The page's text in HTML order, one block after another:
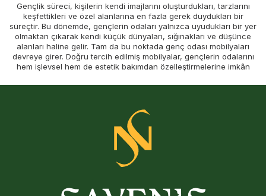
Gençlik süreci, kişilerin kendi imajlarını oluşturdukları, tarzlarını
keşfettikleri ve özel alanlarına en fazla gerek duydukları bir
süreçtir. Bu dönemde, gençlerin odaları yalnızca uyudukları bir yer
olmaktan çıkarak kendi küçük dünyaları, sığınakları ve düşünce
alanları haline gelir. Tam da bu noktada genç odası mobilyaları
devreye girer. Doğru tercih edilmiş mobilyalar, gençlerin odalarını
hem işlevsel hem de estetik bakımdan özelleştirmelerine imkân
çocuk yatak odasıhavasında uzaklaşarak, daha yetişkin ve
Doğru Genç Oda Takımı Nasıl Seçilir?
tercihi yaparken dikkat edilmesi gereken pek
çok unsur vardır. İlk olarak odanın ebatları ve şekli göz önünde
bulundurulmalıdır. Küçük bir oda için daha kullanışlı, çok işlevsel
ve açık renkli mobilyalar tercih edilirken, büyük odalarda daha
büyük parçalara ve koyu renklere yer verilebilir. İşlevsellik, genç
bir şekilde düşünülmelidir. Örneğin, çokça kitabı ya da koleksiyonu